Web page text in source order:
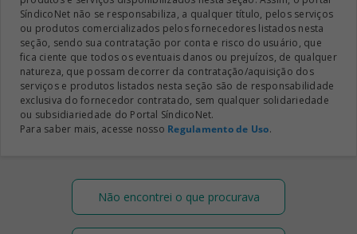
SíndicoNet não se responsabiliza, a qualquer título, pelos serviços
ou produtos comercializados pelos fornecedores listados nesta
seção, sendo sua contratação por conta e risco do usuário, que
fica ciente que todos os eventuais danos ou prejuízos, de qualquer
natureza, que possam decorrer da contratação/aquisição dos
serviços e produtos listados nesta seção são de responsabilidade
exclusiva do fornecedor contratado, sem qualquer solidariedade
ou subsidiariedade do Portal SíndicoNet.
Para saber mais, acesse nosso Regulamento de Uso.
Não encontrei o que procurava